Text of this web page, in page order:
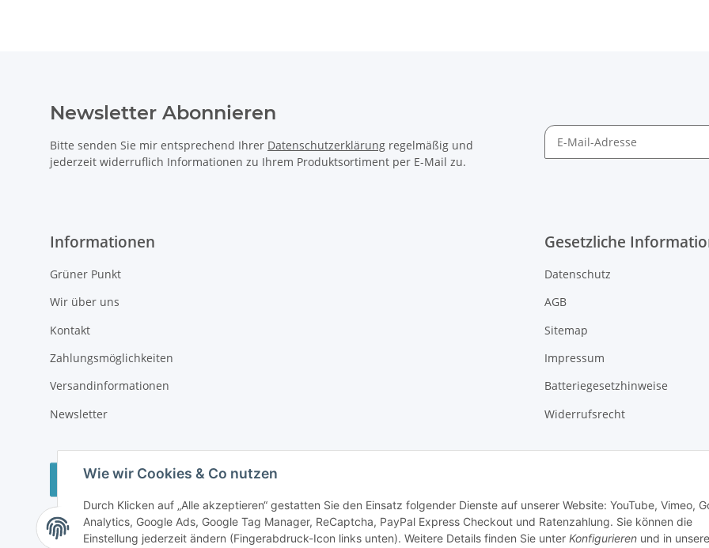
Wie wir Cookies & Co nutzen
Durch Klicken auf „Alle akzeptieren“ gestatten Sie den Einsatz folgender Dienste auf unserer Website: YouTube, Vimeo,
Analytics, Google Ads, Google Tag Manager, ReCaptcha, PayPal Express Checkout und Ratenzahlung. Sie können die
Einstellung jederzeit ändern (Fingerabdruck-Icon links unten). Weitere Details finden Sie unter Konfigurieren und in
Newsletter Abonnieren
Bitte senden Sie mir entsprechend Ihrer Datenschutzerklärung regelmäßig und
jederzeit widerruflich Informationen zu Ihrem Produktsortiment per E-Mail zu.
Informationen
Grüner Punkt
Wir über uns
Kontakt
Zahlungsmöglichkeiten
Versandinformationen
Newsletter
Gesetzliche
Datenschutz
AGB
Sitemap
Impressum
Batteriegesetzhinweise
Widerrufsrecht
Vertrag widerrufen